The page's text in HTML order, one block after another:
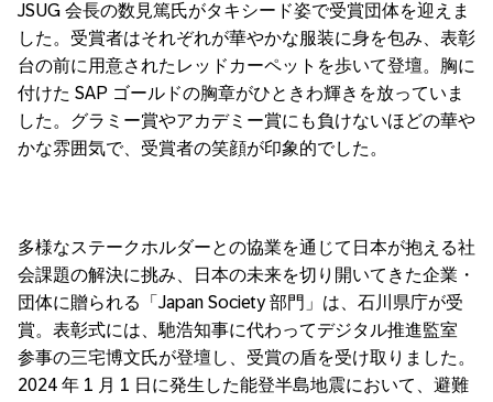
JSUG 会長の数見篤氏がタキシード姿で受賞団体を迎えま
した。受賞者はそれぞれが華やかな服装に身を包み、表彰
台の前に用意されたレッドカーペットを歩いて登壇。胸に
付けた SAP ゴールドの胸章がひときわ輝きを放っていま
した。グラミー賞やアカデミー賞にも負けないほどの華や
かな雰囲気で、受賞者の笑顔が印象的でした。
多様なステークホルダーとの協業を通じて日本が抱える社
会課題の解決に挑み、日本の未来を切り開いてきた企業・
団体に贈られる「 Japan Society部門」は、石川県庁が受
賞。表彰式には、馳浩知事に代わってデジタル推進監室
参事の三宅博文氏が登壇し、受賞の盾を受け取りました。
2024 年 1 月 1 日に発生した能登半島地震において、避難